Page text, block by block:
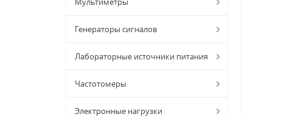
Генераторы сигналов
Лабораторные источники питания
Частотомеры
Электронные нагрузки